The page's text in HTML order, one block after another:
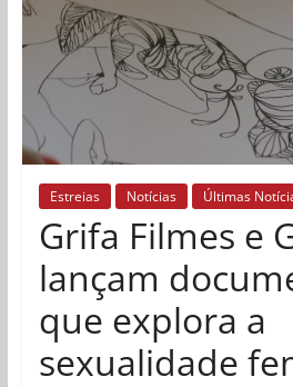
Estreias Notícias Últimas
Grifa Filmes e
lançam
que explora a
sexualidade